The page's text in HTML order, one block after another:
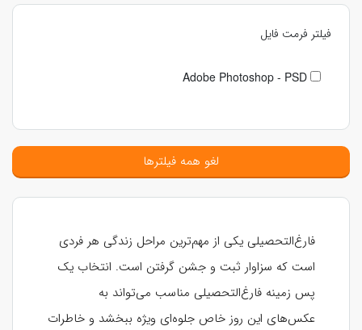
فیلتر فرمت فایل
Adobe Photoshop - PSD
لغو همه فیلترها
فارغ‌التحصیلی یکی از مهم‌ترین مراحل زندگی هر فردی
است که سزاوار ثبت و جشن گرفتن است. انتخاب یک
پس زمینه فارغ‌التحصیلی مناسب می‌تواند به
عکس‌های این روز خاص جلوه‌ای ویژه ببخشد و خاطرات